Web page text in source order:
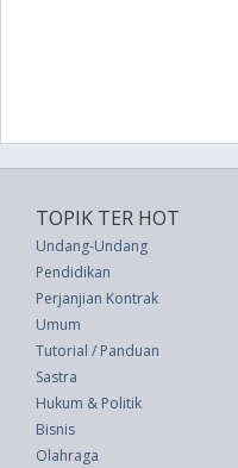
TOPIK TER HOT
Undang-Undang
Pendidikan
Perjanjian Kontrak
Umum
Tutorial / Panduan
Sastra
Hukum & Politik
Bisnis
Olahraga